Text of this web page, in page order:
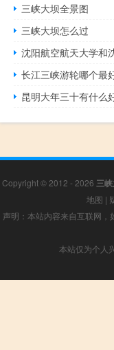
三峡大坝全景图
三峡大坝怎么过
沈阳航空航天大学和
长江三峡游轮哪个最
昆明大年三十有什么
Copyright © 2012 - 2026 三
地图 |
声明：本站内容来自互联网
本站仅为个人